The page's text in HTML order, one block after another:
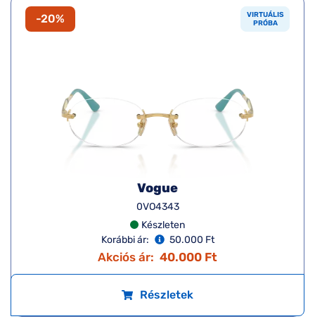
-20%
VIRTUÁLIS
PRÓBA
Vogue
0VO4343
Készleten
Korábbi ár:
50.000 Ft
Akciós ár: 40.000 Ft
Részletek